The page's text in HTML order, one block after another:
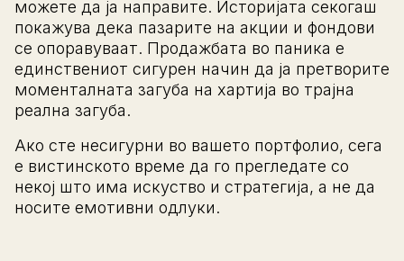
можете да ја направите. Историјата секогаш
покажува дека пазарите на акции и фондови
се опоравуваат. Продажбата во паника е
единствениот сигурен начин да ја претворите
моменталната загуба на хартија во трајна
реална загуба.
Ако сте несигурни во вашето портфолио, сега
е вистинското време да го прегледате со
некој што има искуство и стратегија, а не да
носите емотивни одлуки.